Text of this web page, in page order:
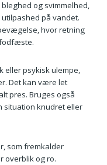
og svimmelhed,
på vandet.
hvor retning
eller psykisk ulempe,
Det kan være let
pres. Bruges også
situation knudret eller
som fremkalder
overblik og ro.